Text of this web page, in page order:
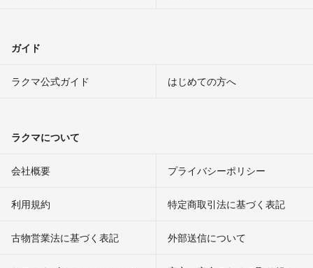
ガイド
ラクマ公式ガイド はじめての方へ
ラクマについて
会社概要 プライバシーポリシー
利用規約 特定商取引法に基づく表記
古物営業法に基づく表記 外部送信について